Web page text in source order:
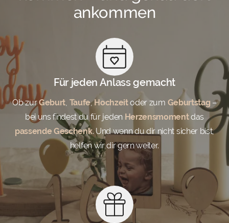
ankommen
Für jeden Anlass gemacht
Ob zurGeburt Taufe,Hochzeitoder zum Geburtstag –
bei uns findest du für jeden Herzensmomentdas
passende Geschenk. Und wenn du dir nicht sicher bist,
helfen wir dir gern weiter.